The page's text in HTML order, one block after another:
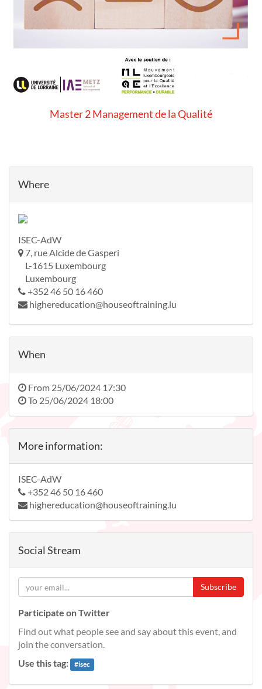
Master 2 Management de la Qualité
Where
ISEC-AdW
7, rue Alcide de Gasperi
L-1615 Luxembourg
Luxembourg
+352 46 50 16 460
highereducation@houseoftraining.lu
When
From 25/06/2024 17:30
To 25/06/2024 18:00
More information:
ISEC-AdW
+352 46 50 16 460
highereducation@houseoftraining.lu
Social Stream
Subscribe
Participate on Twitter
Find out what people see and say about this event, and
join the conversation.
Use this tag:
#isec